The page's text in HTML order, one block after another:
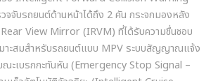
จจับรถยนต์ด้านหน้าได้ถึง 2 คัน กระจกมองหลัง
View Mirror (IRVM) ที่ได้รับความชื่นชอบ
มาะสมสำหรับรถยนต์แบบ MPV ระบบสัญญาณแจ้ง
ะเบรกกะทันหัน (Emergency Stop Signal –